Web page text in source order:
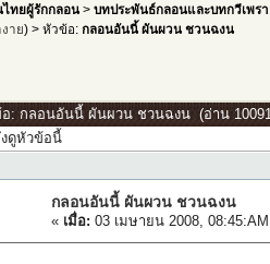
ทยผู้รักกลอน> บทประพันธ์กลอนและบทกวีเพรา
งาย) > หัวข้อ: กลอนอันนี้ ผันผวน ชวนฉงน
: กลอนอันนี้ ผันผวน ชวนฉงน (อ่าน
ดูหัวข้อนี้
กลอนอันนี้ ผันผวน ชวนฉงน
« เมื่อ: 03 เมษายน 2008,